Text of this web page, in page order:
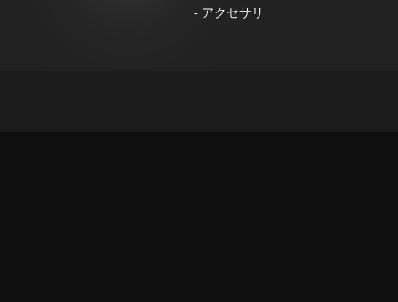
- アクセサリ